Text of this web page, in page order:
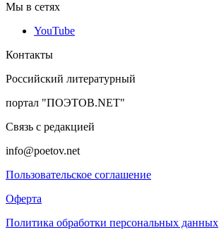
Мы в сетях
YouTube
Контакты
Российский литературный
портал "ПОЭТОВ.NET"
Связь с редакцией
info@poetov.net
Пользовательское соглашение
Оферта
Политика обработки персональных данных